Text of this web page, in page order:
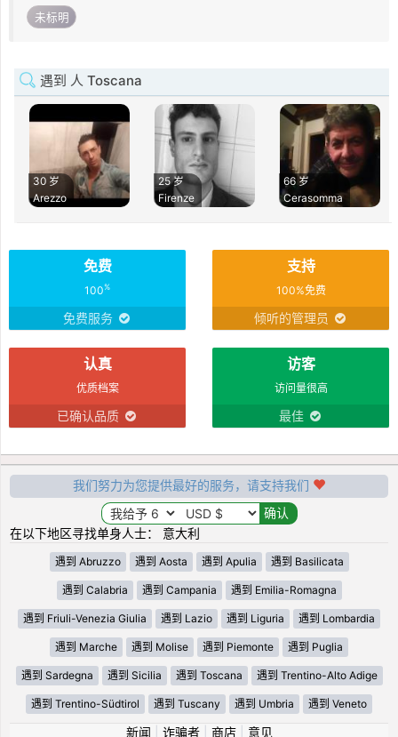
未标明
遇到 人 Toscana
30 岁
Arezzo
25 岁
Firenze
66 岁
Cerasomma
免费
100%
免费服务
支持
100%免费
倾听的管理员
认真
优质档案
已确认品质
访客
访问量很高
最佳
我们努力为您提供最好的服务，请支持我们
在以下地区寻找单身人士： 意大利
遇到 Abruzzo 遇到 Aosta 遇到 Apulia 遇到 Basilicata
遇到 Calabria 遇到 Campania 遇到 Emilia-Romagna
遇到 Friuli-Venezia Giulia 遇到 Lazio 遇到 Liguria 遇到 Lombardia
遇到 Marche 遇到 Molise 遇到 Piemonte 遇到 Puglia
遇到 Sardegna 遇到 Sicilia 遇到 Toscana 遇到 Trentino-Alto Adige
遇到 Trentino-Südtirol 遇到 Tuscany 遇到 Umbria 遇到 Veneto
新闻 诈骗者| 商店| 意见